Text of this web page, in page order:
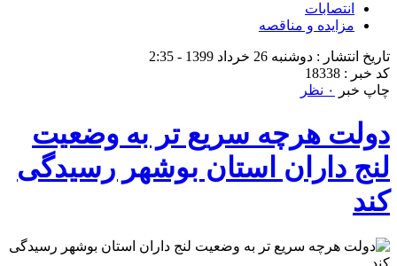
انتصابات
مزایده و مناقصه
تاریخ انتشار : دوشنبه 26 خرداد 1399 - 2:35
کد خبر : 18338
چاپ خبر
۰ نظر
دولت هرچه سریع تر به وضعیت
لنج داران استان بوشهر رسیدگی
کند